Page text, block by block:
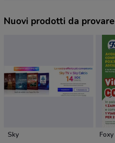
Nuovi prodotti da provare
Sky Foxy